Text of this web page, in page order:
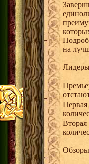
на
Обзоры